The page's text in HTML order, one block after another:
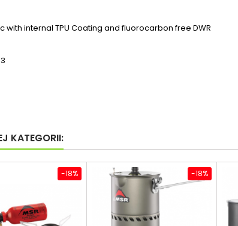
with internal TPU Coating and fluorocarbon free DWR
KATEGORII:
-18% -18%